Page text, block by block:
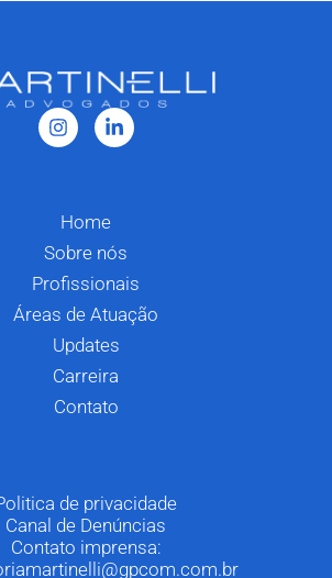
Home
Sobre nós
Profissionais
Áreas de Atuação
Updates
Carreira
Contato
de privacidade
Canal de Denúncias
Contato imprensa: